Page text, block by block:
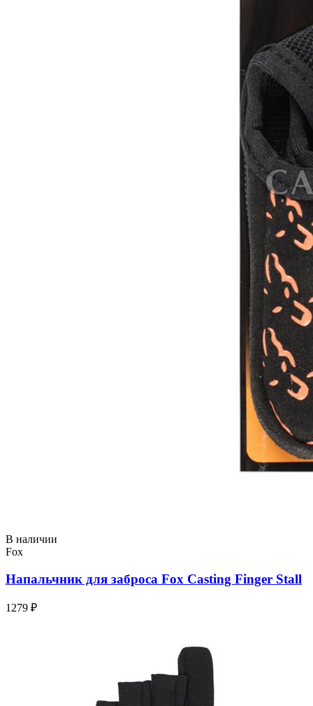
В наличии
Fox
Напальчник для заброса Fox Casting Finger Stall
1279 ₽